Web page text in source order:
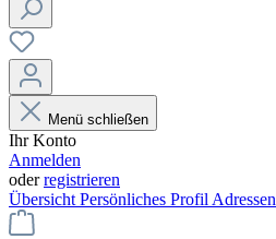
Menü schließen
Ihr Konto
Anmelden
oderregistrieren
Übersicht Persönliches Profil Adressen